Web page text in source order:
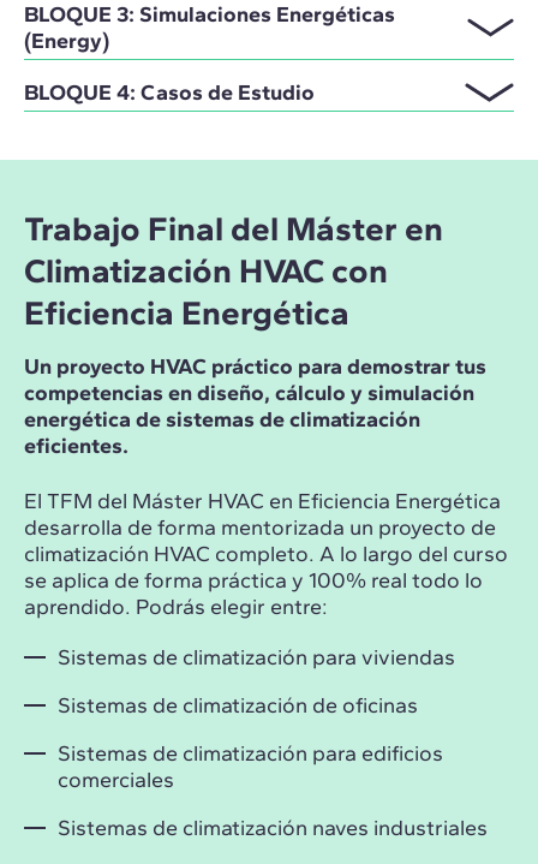
BLOQUE 3: Simulaciones Energéticas
(Energy)
BLOQUE 4: Casos de Estudio
Trabajo Final del Máster en
Climatización HVAC con
Eficiencia Energética
Un proyecto HVAC práctico para demostrar tus
competencias en diseño, cálculo y simulación
energética de sistemas de climatización
eficientes.
El TFM del Máster HVAC en Eficiencia Energética
desarrolla de forma mentorizada un proyecto de
climatización HVAC completo. A lo largo del curso
se aplica de forma práctica y 100% real todo lo
aprendido. Podrás elegir entre:
Sistemas de climatización para viviendas
Sistemas de climatización de oficinas
Sistemas de climatización para edificios
comerciales
Sistemas de climatización naves industriales